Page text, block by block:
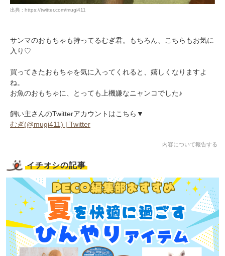
出典 : https://twitter.com/mugi411
サンマのおもちゃも持ってるむぎ君。もちろん、こちらもお気に
入り♡
買ってきたおもちゃを気に入ってくれると、嬉しくなりますよ
ね。
お魚のおもちゃに、とっても上機嫌なニャンコでした♪
飼い主さんのTwitterアカウントはこちら▼
むぎ(@mugi411) | Twitter
内容について報告する
イチオシの記事